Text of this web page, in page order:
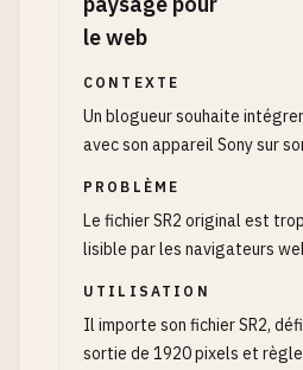
le web
CONTEXTE
Un blogueur souhaite
avec son appareil Sony sur
PROBLÈME
Le fichier SR2 original est
lisible par les navigateurs
UTILISATION
Il importe son fichier SR2,
sortie de 1920 pixels et